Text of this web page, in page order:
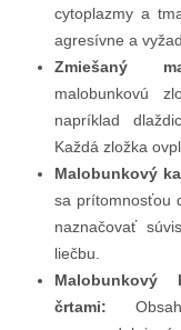
cytoplazmy a
agresívne a
Zmiešaný
malobunkovú
napríklad
Každá zložka
Malobunkový
sa prítomnosťou
naznačovať
liečbu.
Malobunkový
črtami: